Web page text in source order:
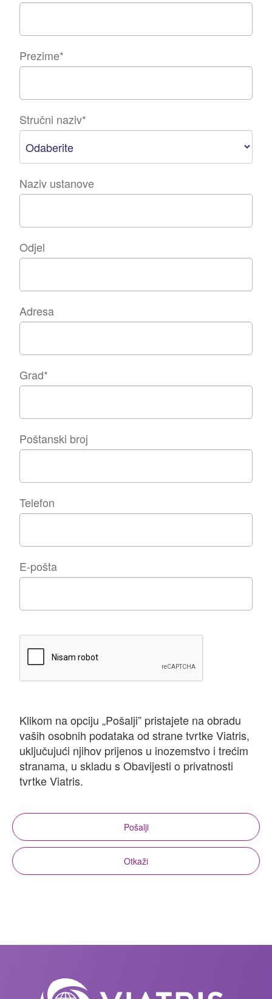
Prezime*
Stručni naziv*
Naziv ustanove
Odjel
Adresa
Grad*
Poštanski broj
Telefon
E-pošta
Klikom na opciju „Pošalji” pristajete na obradu
vaših osobnih podataka od strane tvrtke Viatris,
uključujući njihov prijenos u inozemstvo i trećim
stranama, u skladu s Obavijesti o privatnosti
tvrtke Viatris.
Pošalji
Otkaži